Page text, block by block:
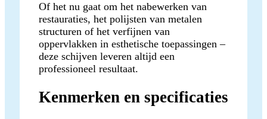
Of het nu gaat om het nabewerken van
restauraties, het polijsten van metalen
structuren of het verfijnen van
oppervlakken in esthetische toepassingen –
deze schijven leveren altijd een
professioneel resultaat.
Kenmerken en specificaties